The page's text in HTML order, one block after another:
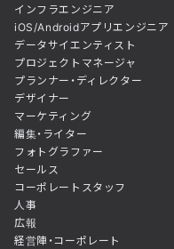
インフラエンジニア
iOS/Androidアプリエンジニア
データサイエンティスト
プロジェクトマネージャ
プランナー・ディレクター
デザイナー
マーケティング
編集・ライター
フォトグラファー
セールス
コーポレートスタッフ
人事
広報
経営陣・コーポレート